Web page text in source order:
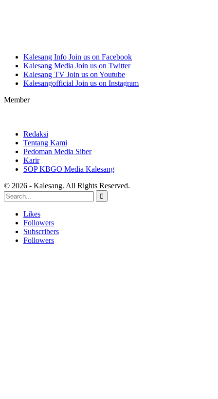
Kalesang Info Join us on Facebook
Kalesang Media Join us on Twitter
Kalesang TV Join us on Youtube
Kalesangofficial Join us on Instagram
Member
Redaksi
Tentang Kami
Pedoman Media Siber
Karir
SOP KBGO Media Kalesang
© 2026 - Kalesang. All Rights Reserved.
Likes
Followers
Subscribers
Followers